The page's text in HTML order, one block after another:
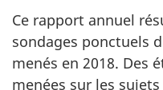
Ce rapport annuel
sondages ponctuels
menés en 2018. Des
menées sur les